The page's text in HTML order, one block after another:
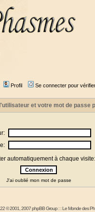
Profil Se connecter pour
et votre mot de passe
automatiquement à chaque visite:
J'ai oublié mon mot de passe
© 2001, 2007 phpBB Group : :Le Monde des